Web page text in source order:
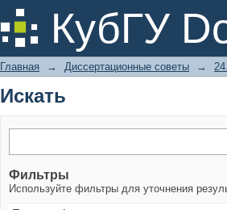
КубГУ
Искать
Главная → Диссертационные советы →
Искать
Фильтры
Используйте фильтры для уточнения